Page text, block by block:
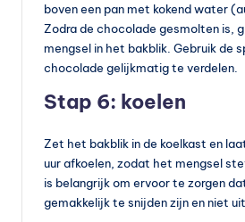
boven een pan met kokend water
Zodra de chocolade gesmolten is,
mengsel in het bakblik. Gebruik de
chocolade gelijkmatig te verdelen.
Stap 6: koelen
Zet het bakblik in de koelkast en
uur afkoelen, zodat het mengsel
is belangrijk om ervoor te zorgen
gemakkelijk te snijden zijn en niet